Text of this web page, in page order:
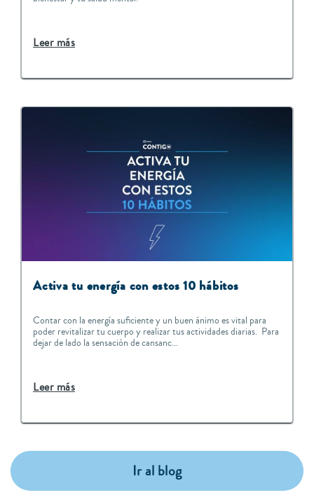
Leer más
Activa tu energía con estos 10 hábitos
Contar con la energía suficiente y un buen ánimo es vital para
poder revitalizar tu cuerpo y realizar tus actividades diarias. Para
dejar de lado la sensación de cansanc...
Leer más
Ir al blog